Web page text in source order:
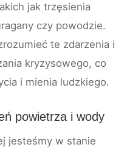
jak trzęsienia
czy powodzie.
te zdarzenia i
kryzysowego, co
i mienia ludzkiego.
powietrza i wody
jesteśmy w stanie